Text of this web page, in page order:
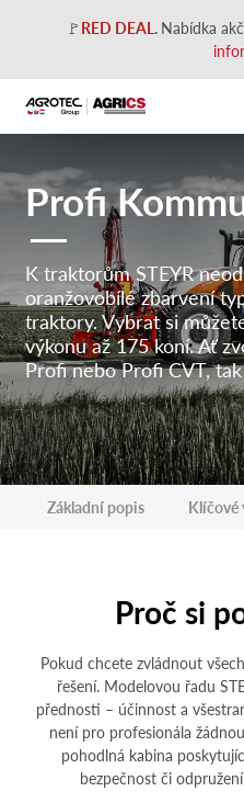
🚩RED DEAL. Nabídka
Profi
K traktorům STEYR
oranžovobílé zbarvení
traktory. Vybrat si
výkonu až 175 koní. Ať
Profi nebo Profi CVT,
Základní popis Klíčové
Proč si
Pokud chcete zvládnout
řešení. Modelovou řadu
přednosti – účinnost a
není pro profesionála
pohodlná kabina
bezpečnost či